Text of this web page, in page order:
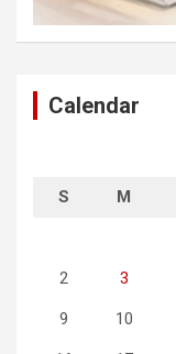
Calendar
S M
2 3
9 10